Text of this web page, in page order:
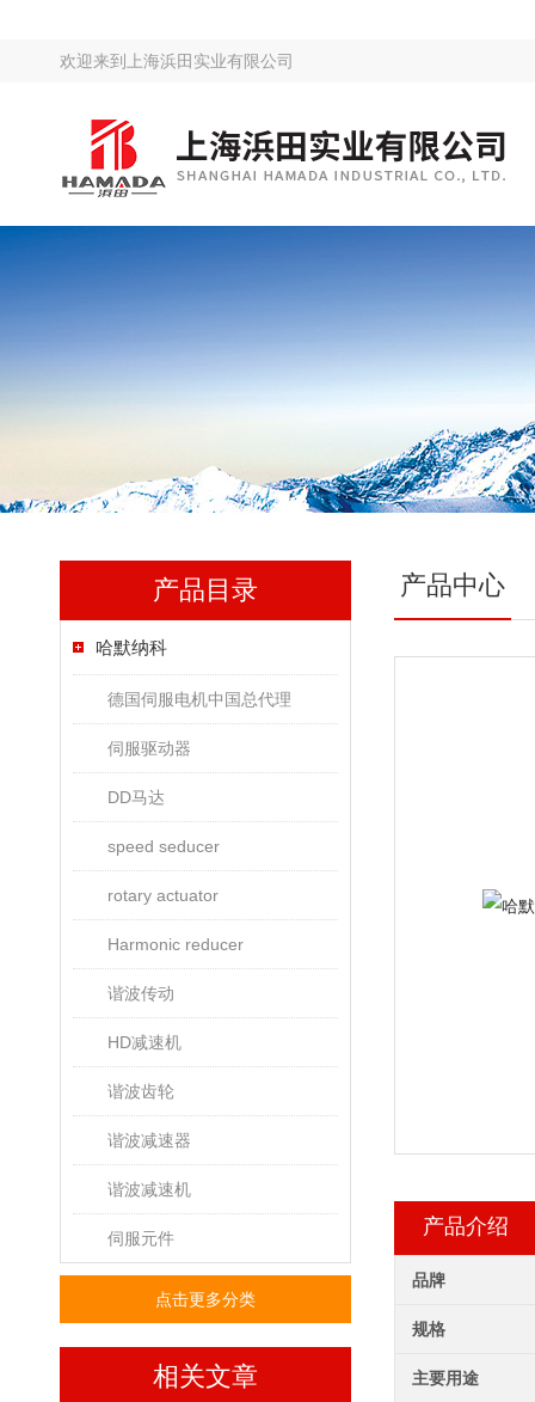
欢迎来到 上海浜田实业有限公司
产品目录
哈默纳科
德国伺服电机中国总代理
伺服驱动器
DD马达
speed seducer
rotary actuator
Harmonic reducer
谐波传动
HD减速机
谐波齿轮
谐波减速器
谐波减速机
伺服元件
点击更多分类
相关文章
产品中心
产品介绍
品牌
规格
主要用途